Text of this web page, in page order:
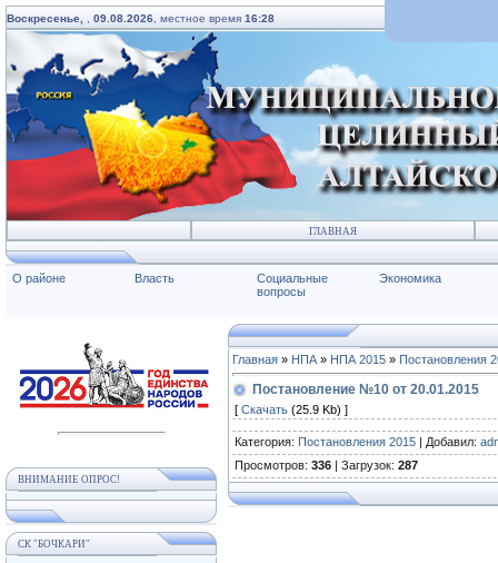
Воскресенье, 09.08.2026 , местное время 16:28
ГЛАВНАЯ
О районе Власть
Социальные
вопросы
Экономика
ВНИМАНИЕ ОПРОС!
СК "БОЧКАРИ"
Главная » НПА » НПА 2015 » Постановления
Постановление №10 от 20.01.2015
[ Скачать (25.9 Kb) ]
Категория: Постановления 2015 | Добавил:
Просмотров: 336 | Загрузок: 287